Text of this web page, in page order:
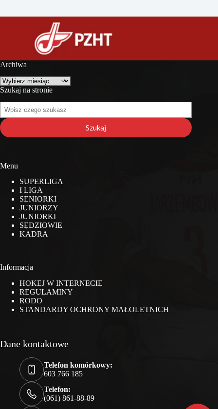
Archiwa
Archiwa
Szukaj na stronie
na
stronie
Szukaj
Menu
SUPERLIGA
I LIGA
SENIORKI
JUNIORZY
JUNIORKI
SĘDZIOWIE
KADRA
Informacja
HOKEJ W INTERNECIE
REGULAMINY
RODO
STANDARDY OCHRONY MAŁOLETNICH
Dane kontaktowe
Telefon komórkowy:
603 766 185
Telefon:
(061) 861-88-89